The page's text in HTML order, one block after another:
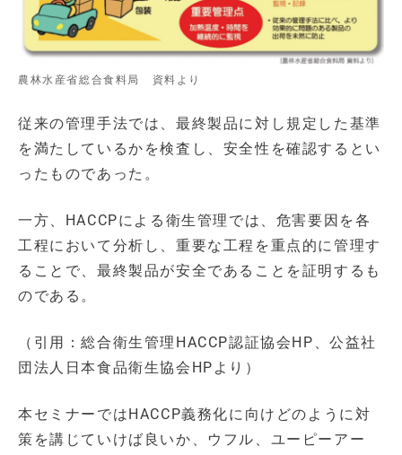
農林水産省総合食料局 資料より
従来の管理手法では、最終製品に対し規定した基準
を満たしているかを検査し、安全性を確認するとい
ったものであった。
一方、HACCPによる衛生管理では、危害要因を各
工程において分析し、重要な工程を重点的に管理す
ることで、最終製品が安全であることを証明するも
のである。
（引用：総合衛生管理HACCP認証協会HP、公益社
団法人日本食品衛生協会HPより）
本セミナーではHACCP義務化に向けどのように対
策を講じていけば良いか、ウフル、ユーピーアー